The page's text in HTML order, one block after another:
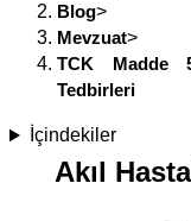
Blog>
Mevzuat>
TCK Madde
Tedbirleri
İçindekiler
Akıl